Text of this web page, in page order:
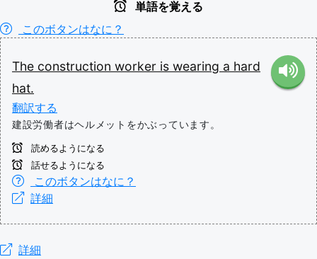
単語を覚える
このボタンはなに？
The construction worker is wearing a hard
hat.
翻訳する
建設労働者はヘルメットをかぶっています。
読めるようになる
話せるようになる
このボタンはなに？
詳細
詳細